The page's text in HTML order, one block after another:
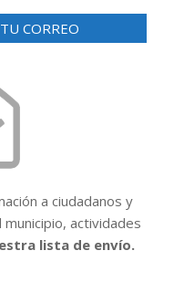
CORREO
a ciudadanos y
actividades
lista de envío.